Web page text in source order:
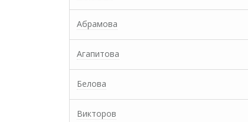
Абрамова
Агапитова
Белова
Викторов